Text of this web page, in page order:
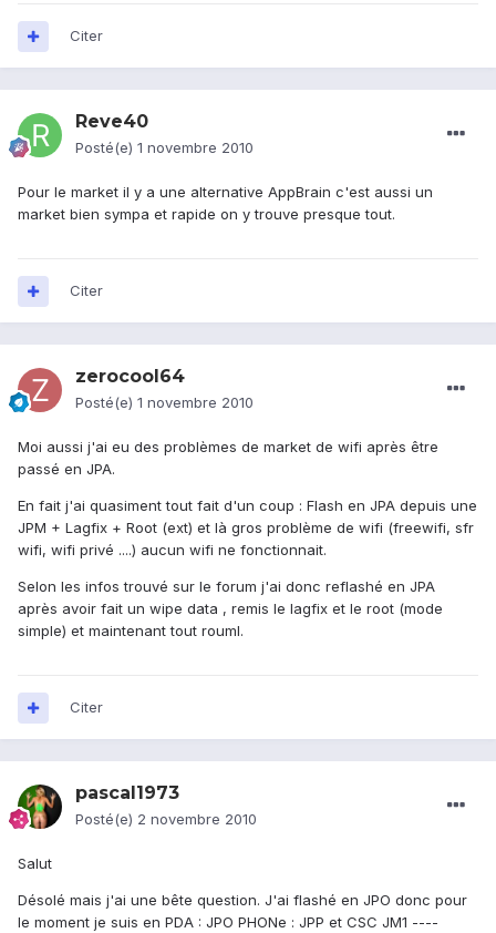
Citer
Reve40
Posté(e) 1 novembre 2010
Pour le market il y a une alternative AppBrain c'est aussi un
market bien sympa et rapide on y trouve presque tout.
Citer
zerocool64
Posté(e) 1 novembre 2010
Moi aussi j'ai eu des problèmes de market de wifi après être
passé en JPA.
En fait j'ai quasiment tout fait d'un coup : Flash en JPA depuis une
JPM + Lagfix + Root (ext) et là gros problème de wifi (freewifi, sfr
wifi, wifi privé ....) aucun wifi ne fonctionnait.
Selon les infos trouvé sur le forum j'ai donc reflashé en JPA
après avoir fait un wipe data , remis le lagfix et le root (mode
simple) et maintenant tout rouml.
Citer
pascal1973
Posté(e) 2 novembre 2010
Salut
Désolé mais j'ai une bête question. J'ai flashé en JPO donc pour
le moment je suis en PDA : JPO PHONe : JPP et CSC JM1 ----